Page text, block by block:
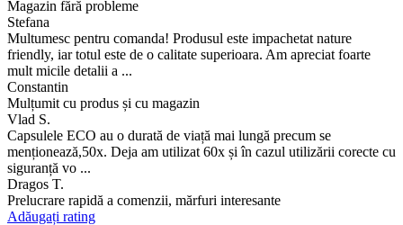
Magazin fără probleme
Stefana
Multumesc pentru comanda! Produsul este impachetat nature
friendly, iar totul este de o calitate superioara. Am apreciat foarte
mult micile detalii a ...
Constantin
Mulțumit cu produs și cu magazin
Vlad S.
Capsulele ECO au o durată de viață mai lungă precum se
menționează,50x. Deja am utilizat 60x și în cazul utilizării corecte cu
siguranță vo ...
Dragos T.
Prelucrare rapidă a comenzii, mărfuri interesante
Adăugați rating